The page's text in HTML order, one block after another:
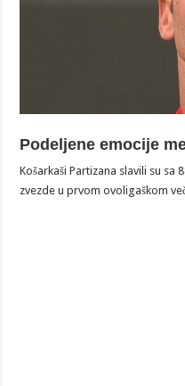
Podeljene emocije
Košarkaši Partizana slavili su sa
zvezde u prvom ovoligaškom